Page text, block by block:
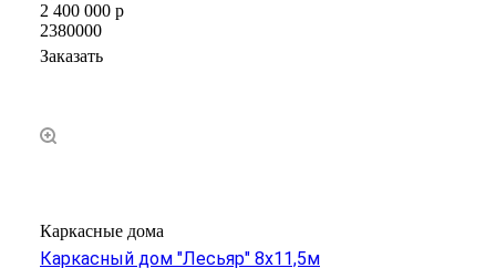
2 400 000 р
2380000
Заказать
Каркасные дома
Каркасный дом "Лесьяр" 8х11,5м